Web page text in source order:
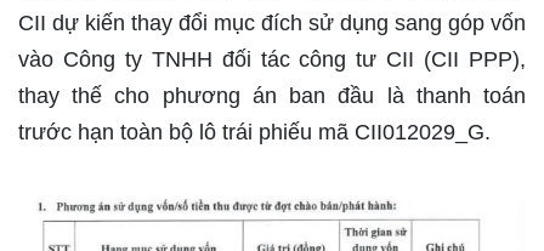
CII dự kiến thay đổi mục đích sử dụng sang góp vốn
vào Công ty TNHH đối tác công tư CII (CII PPP),
thay thế cho phương án ban đầu là thanh toán
trước hạn toàn bộ lô trái phiếu mã CII012029_G.